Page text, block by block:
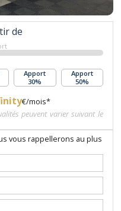
de
Apport
30%
Apport
50%
€/mois*
peuvent varier suivant le
vous rappellerons au plus